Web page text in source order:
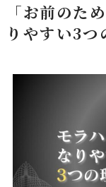
「お前のた
りやすい3つ